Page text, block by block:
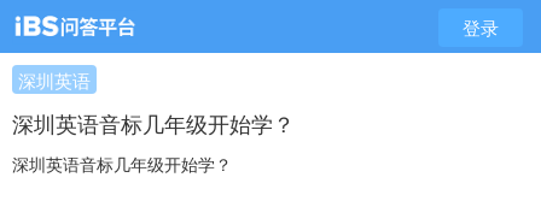
登录
深圳英语
深圳英语音标几年级开始学？
深圳英语音标几年级开始学？